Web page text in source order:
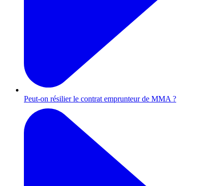
Peut-on résilier le contrat emprunteur de MMA ?